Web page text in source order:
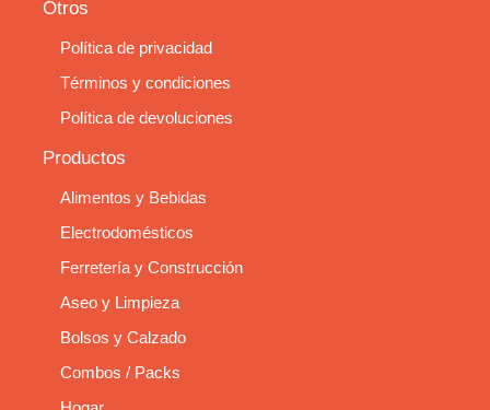
Otros
Política de privacidad
Términos y condiciones
Política de devoluciones
Productos
Alimentos y Bebidas
Electrodomésticos
Ferretería y Construcción
Aseo y Limpieza
Bolsos y Calzado
Combos / Packs